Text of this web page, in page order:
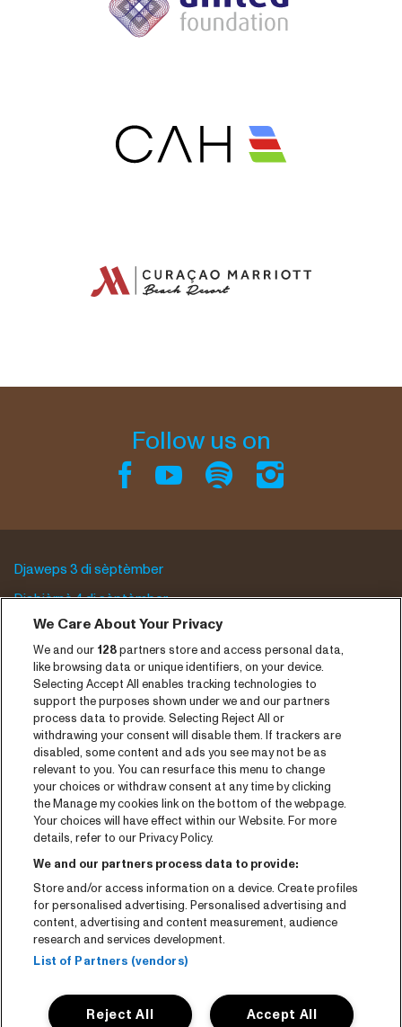
Follow us on
Djaweps 3 di sèptèmber
Djabièrnè 4 di sèptèmber
Djasabra 5 di sèptèmber
Program archive
Entrada
Notisia
Prensa
Kontakto
CNSJ26 Spotify playlist
Facebook
Instagram
YouTube
General conditions
Cookie policy
We Care About Your Privacy
We and our 128partners store and access personal data,
like browsing data or unique identifiers, on your device.
Selecting Accept All enables tracking technologies to
support the purposes shown under we and our partners
process data to provide. Selecting Reject All or
withdrawing your consent will disable them. If trackers are
disabled, some content and ads you see may not be as
relevant to you. You can resurface this menu to change
your choices or withdraw consent at any time by clicking
the Manage my cookies link on the bottom of the webpage.
Your choices will have effect within our Website. For more
details, refer to our Privacy Policy.
We and our partners process data to provide:
Store and/or access information on a device. Create profiles
for personalised advertising. Personalised advertising and
content, advertising and content measurement, audience
research and services development.
List of Partners (vendors)
Accept All
Reject All